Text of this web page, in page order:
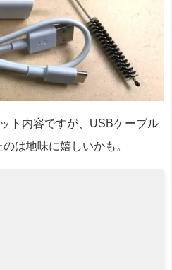
ト内容ですが、USBケーブル
は地味に嬉しいかも。